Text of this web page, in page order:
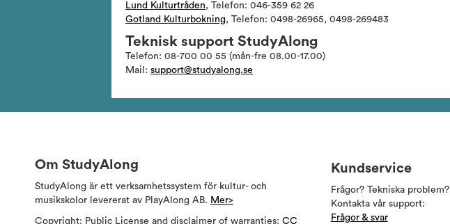
Lund Kulturtråden, Telefon: 046-359 62 26
Gotland Kulturbokning, Telefon: 0498-26965, 0498-269483
Teknisk support StudyAlong
Telefon: 08-700 00 55 (mån-fre 08.00-17.00)
Mail: support@studyalong.se
Om StudyAlong
StudyAlong är ett verksamhetssystem för kultur- och
musikskolor levererat av PlayAlong AB. Mer>
Copyright: Public License and disclaimer of warranties: CC
Kundservice
Frågor? Tekniska problem?
Kontakta vår support:
Frågor & svar